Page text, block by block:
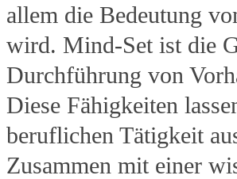
allem die Bedeutung
wird. Mind-Set ist die
Durchführung von
Diese Fähigkeiten
beruflichen Tätigkeit
Zusammen mit einer